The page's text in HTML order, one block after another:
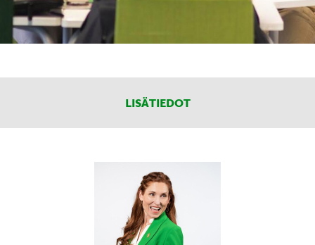
LISÄTIEDOT